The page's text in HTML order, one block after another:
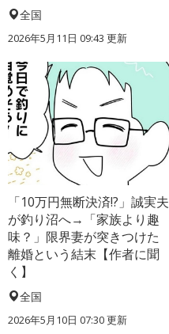
全国
2026年5月11日 09:43 更新
「10万円無断決済!?」誠実夫
が釣り沼へ→「家族より趣
味？」限界妻が突きつけた
離婚という結末【作者に聞
く】
全国
2026年5月10日 07:30 更新